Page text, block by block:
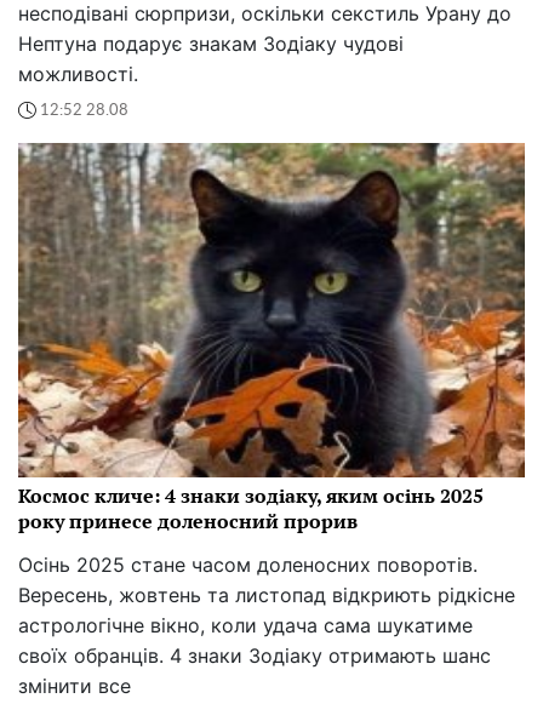
несподівані сюрпризи, оскільки секстиль Урану до
Нептуна подарує знакам Зодіаку чудові
можливості.
12:52 28.08
Космос кличе: 4 знаки зодіаку, яким осінь 2025
року принесе доленосний прорив
Осінь 2025 стане часом доленосних поворотів.
Вересень, жовтень та листопад відкриють рідкісне
астрологічне вікно, коли удача сама шукатиме
своїх обранців. 4 знаки Зодіаку отримають шанс
змінити все